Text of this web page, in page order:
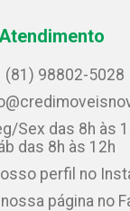
(81) 98802-5028
Sex das 8h às
das 8h às 12h
perfil no
página no